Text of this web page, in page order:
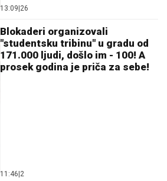
13:09 26
Blokaderi organizovali
"studentsku tribinu" u gradu od
171.000 ljudi, došlo im - 100! A
prosek godina je priča za sebe!
11:46 2